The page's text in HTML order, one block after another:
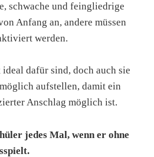
schwache und feingliedrige
Anfang an, andere müssen
werden.
dafür sind, doch auch sie
aufstellen, damit ein
Anschlag möglich ist.
jedes Mal, wenn er ohne